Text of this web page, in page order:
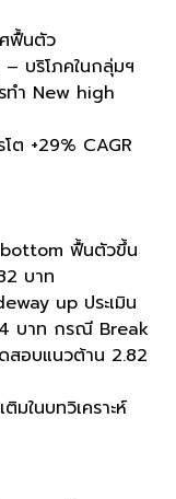
ศฟื้นตัว
บริโภคในกลุ่มฯ
ทำ New high
ต +29% CAGR
bottom ฟื้นตัวขึ้น
บาท
up ประเมิน
บาท กรณี Break
สอบแนวต้าน 2.82
มในบทวิเคราะห์